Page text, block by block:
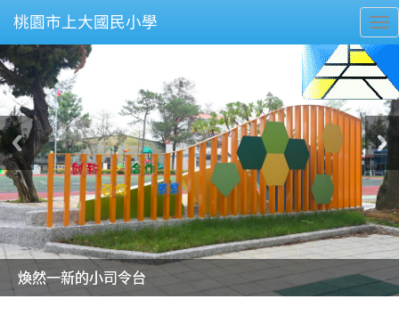
桃園市上大國民小學
美麗的操場是我們活力的來源
美麗的操場是我們活力的來源
煥然一新的小司令台
煥然一新的小司令台
富含桃園埤塘田園風光意象的中廊
富含桃園埤塘田園風光意象的中廊
嶄新的中庭廣場
嶄新的中庭廣場
水生池生生不息
水生池生生不息